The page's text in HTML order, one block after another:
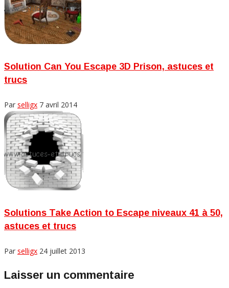
Solution Can You Escape 3D Prison, astuces et
trucs
Par selligx 7 avril 2014
Solutions Take Action to Escape niveaux 41 à 50,
astuces et trucs
Par selligx 24 juillet 2013
Laisser un commentaire